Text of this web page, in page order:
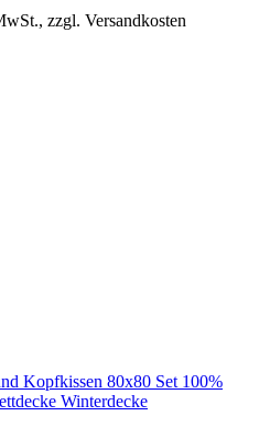
zzgl. Versandkosten
Kopfkissen 80x80 Set 100%
Winterdecke